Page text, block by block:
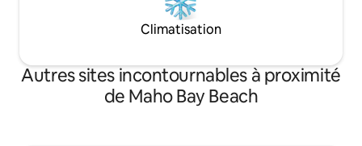
Climatisation
Autres sites incontournables à proximité
de Maho Bay Beach